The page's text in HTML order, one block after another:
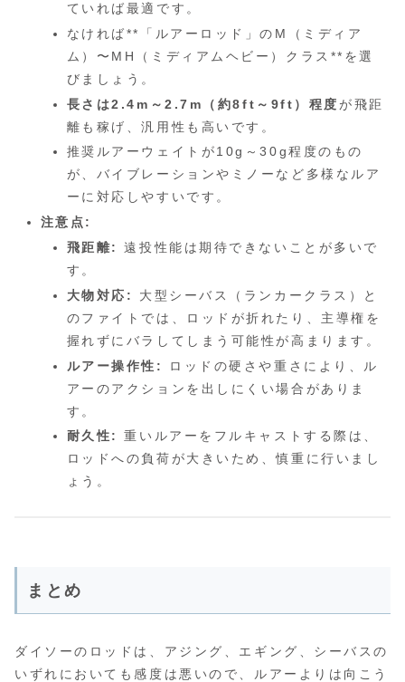
ていれば最適です。
なければ**「ルアーロッド」のM（ミディア
ム）〜MH（ミディアムヘビー）クラス**を選
びましょう。
長さは2.4m～2.7m（約8ft～9ft）程度 が飛距
離も稼げ、汎用性も高いです。
推奨ルアーウェイトが10g～30g程度のもの
が、バイブレーションやミノーなど多様なルア
ーに対応しやすいです。
注意点:
飛距離:
遠投性能は期待できないことが多いで
す。
大物対応:
大型シーバス（ランカークラス）と
のファイトでは、ロッドが折れたり、主導権を
握れずにバラしてしまう可能性が高まります。
ルアー操作性:
ロッドの硬さや重さにより、ル
アーのアクションを出しにくい場合がありま
す。
耐久性:
重いルアーをフルキャストする際は、
ロッドへの負荷が大きいため、慎重に行いまし
ょう。
まとめ
ダイソーのロッドは、アジング、エギング、シーバスの
いずれにおいても感度は悪いので、ルアーよりは向こう